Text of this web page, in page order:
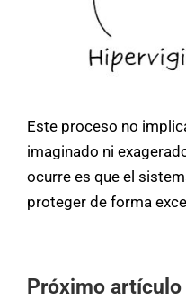
Este proceso no
imaginado ni
ocurre es que el
proteger de forma
Próximo artículo